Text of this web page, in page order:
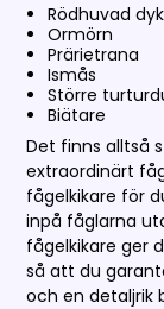
Rödhuvad
Ormörn
Prärietrana
Ismås
Större
Biätare
Det finns alltså
extraordinärt
fågelkikare för
inpå fåglarna
fågelkikare ger
så att du
och en detaljrik